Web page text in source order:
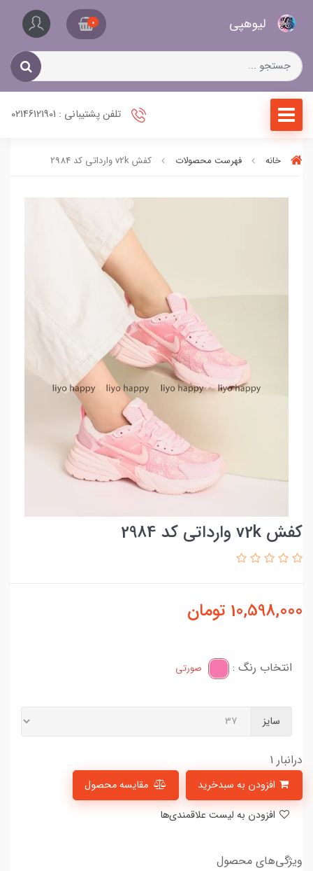
لیو‌هپی 0
تلفن پشتیبانی : 02146121901
خانه فهرست محصولات کفش v2k وارداتی کد 2984
کفش v2k وارداتی کد 2984
10,598,000 تومان
انتخاب رنگ : صورتی
سایز
درانبار 1
مقایسه محصول
ویژگی‌های محصول